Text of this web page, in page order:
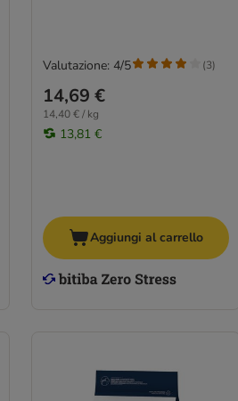
14,69 €
14,40 € / kg
13,81 €
Valutazione: 4/5 (3)
Aggiungi al carrello